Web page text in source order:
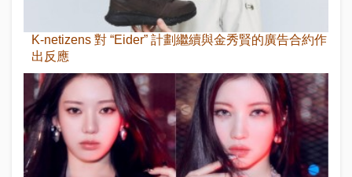
K-netizens 對 “Eider” 計劃繼續與金秀賢的廣告合約作
出反應